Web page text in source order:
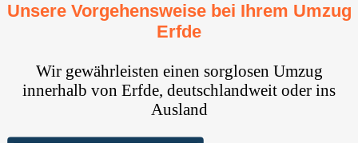
Unsere Vorgehensweise bei Ihrem Umzug
Erfde
Wir gewährleisten einen sorglosen Umzug
innerhalb von Erfde, deutschlandweit oder ins
Ausland